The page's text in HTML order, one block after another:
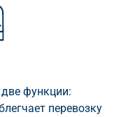
функции:
перевозку